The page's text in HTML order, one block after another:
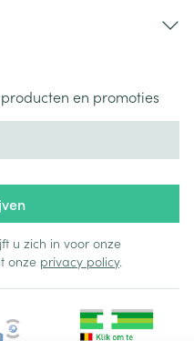
en promoties
u zich in voor onze
onze privacy policy.